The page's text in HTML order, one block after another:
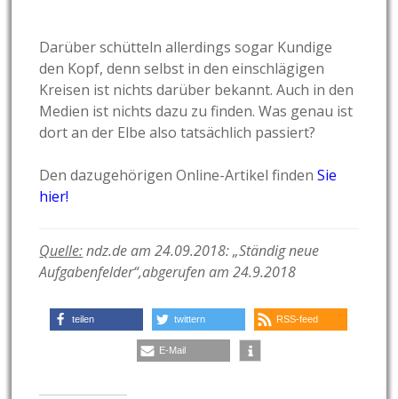
Darüber schütteln allerdings sogar Kundige
den Kopf, denn selbst in den einschlägigen
Kreisen ist nichts darüber bekannt. Auch in den
Medien ist nichts dazu zu finden. Was genau ist
dort an der Elbe also tatsächlich passiert?
Den dazugehörigen Online-Artikel findenSie
hier!
Quelle:ndz.de am 24.09.2018: „Ständig neue
Aufgabenfelder“,abgerufen am 24.9.2018
teilen twittern RSS-feed
E-Mail